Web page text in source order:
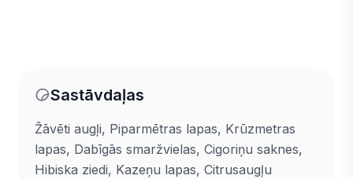
Sastāvdaļas
Žāvēti augļi, Piparmētras lapas, Krūzmetras
lapas, Dabīgās smaržvielas, Cigoriņu saknes,
Hibiska ziedi, Kazeņu lapas, Citrusaugļu